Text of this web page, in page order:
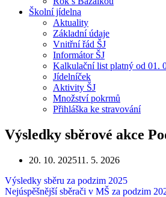
Školní jídelna
Aktuality
Základní údaje
Vnitřní řád ŠJ
Informátor ŠJ
Kalkulační list platný od 01.
Jídelníček
Aktivity ŠJ
Množství pokrmů
Přihláška ke stravování
Výsledky sběrové akce
20. 10. 202511. 5. 2026
Výsledky sběru za podzim 2025
Nejúspěšnější sběrači v MŠ za podzim